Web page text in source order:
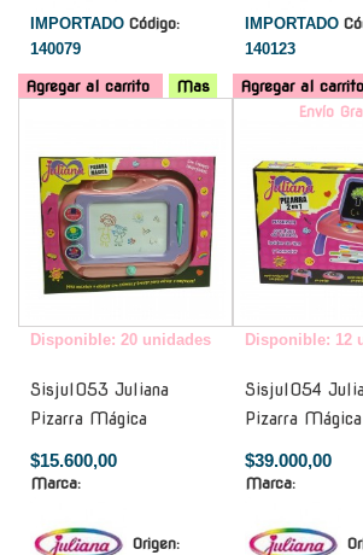
IMPORTADO Código:
140079
Agregar al carrito Mas
IMPORTADO
140123
Agregar al carrito
Disponible: 20 unidades
Sisjul053 Juliana
Pizarra Mágica
$15.600,00
Marca:
Origen:
Envío
Disponible: 12
Sisjul054
Pizarra
$39.000,00
Marca: